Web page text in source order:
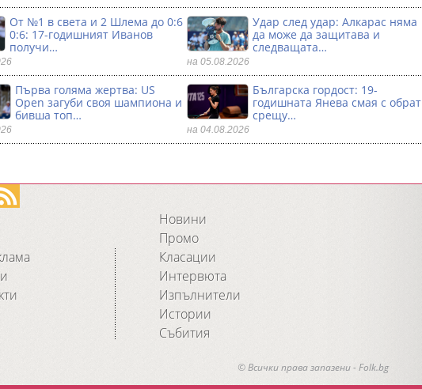
От №1 в света и 2 Шлема до 0:6
0:6: 17-годишният Иванов
получи…
Удар след удар: Алкарас няма
да може да защитава и
следващата…
на 05.08.2026
Първа гoляма жертва: US
Open загуби своя шампиона и
бивша топ…
Българска гордост: 19-
годишната Янева смая с обрат
срещу…
на 04.08.2026
Новини
Промо
Класации
Интервюта
Изпълнители
Истории
Събития
© Всички права запазени - Folk.bg